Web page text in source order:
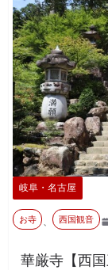
岐阜・名古屋
お寺 、 西国観音
華厳寺【西